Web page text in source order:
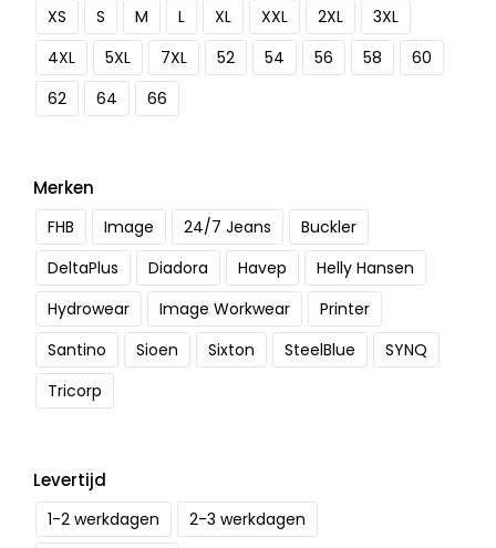
XS
S M L XL XXL 2XL
3XL
4XL
5XL 7XL 52 54 56 58
60
62
64 66
Merken
FHB Image 24/7 Jeans
Buckler
DeltaPlus
Diadora Havep
Helly Hansen
Hydrowear
Image Workwear
Printer
Santino
Sioen Sixton SteelBlue
SYNQ
Tricorp
Levertijd
1-2 werkdagen
2-3 werkdagen